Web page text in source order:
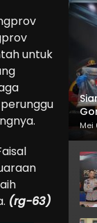
untuk
(rg-63)
Mei